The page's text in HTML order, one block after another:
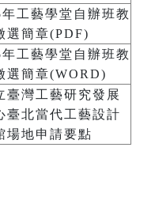
年工藝學堂自辦班教
選簡章(PDF)
年工藝學堂自辦班教
選簡章(WORD)
臺灣工藝研究發展
臺北當代工藝設計
場地申請要點